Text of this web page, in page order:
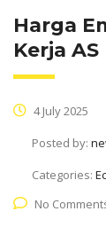
Harga
Kerja AS
4 July 2025
Posted by:
Categories:
No